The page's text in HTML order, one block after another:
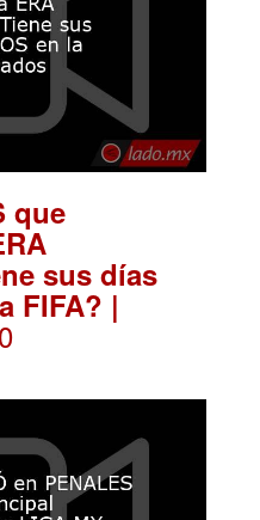
que
sus días
FIFA? |